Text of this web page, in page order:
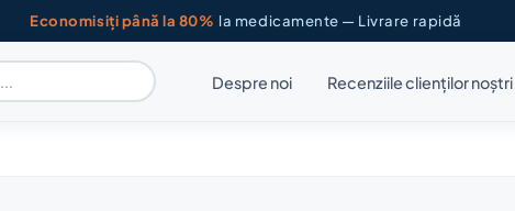
Economisiți până la 80% la medicamente — Livrare rapidă
Despre noi Recenziile clienților noștri